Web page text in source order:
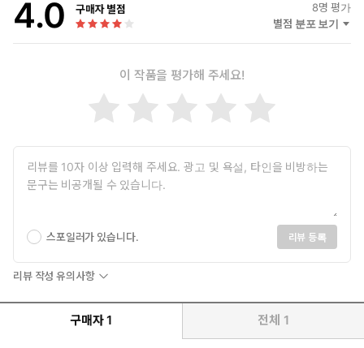
4.0 구매자 별점 8명 평가
별점 분포 보기
이 작품을 평가해 주세요!
스포일러가 있습니다. 리뷰 등록
리뷰 작성 유의사항
구매자 1 전체 1